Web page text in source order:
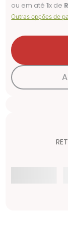
ou em até1x de
Outras opções de